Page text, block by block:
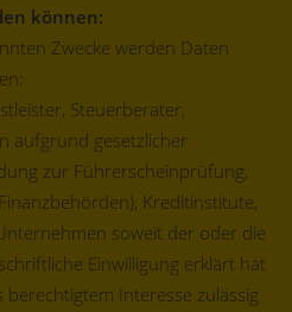
können:
Zwecke werden Daten
Steuerberater,
aufgrund gesetzlicher
zur Führerscheinprüfung,
Kreditinstitute,
soweit der oder die
Einwilligung erklärt hat
Interesse zulässig